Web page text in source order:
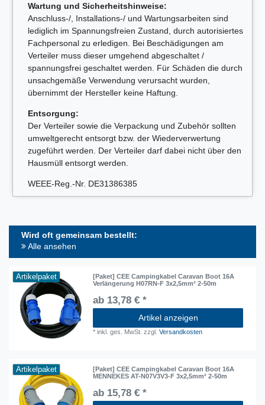
Wartung und Sicherheitshinweise:
Anschluss-/, Installations-/ und Wartungsarbeiten sind
lediglich im Spannungsfreien Zustand, durch autorisiertes
Fachpersonal zu erledigen. Bei Beschädigungen am
Verteiler muss dieser umgehend abgeschaltet /
spannungsfrei geschaltet werden. Für Schäden die durch
unsachgemäße Verwendung verursacht wurden,
übernimmt der Hersteller keine Haftung.
Entsorgung:
Der Verteiler sowie die Verpackung und Zubehör sollten
umweltgerecht entsorgt bzw. der Wiederverwertung
zugeführt werden. Der Verteiler darf dabei nicht über den
Hausmüll entsorgt werden.
WEEE-Reg.-Nr. DE31386385
Wird oft gemeinsam bestellt:
Alle ansehen
Artikelpaket
[Paket] CEE Campingkabel Caravan Boot 16A
Verlängerung H07RN-F 3x2,5mm² 2-50m
ab 13,78 € *
Artikel anzeigen
*inkl. ges. MwSt. zzgl.Versandkosten
Artikelpaket
[Paket] CEE Campingkabel Caravan Boot 16A
MENNEKES AT-N07V3V3-F 3x2,5mm² 2-50m
ab 15,78 € *